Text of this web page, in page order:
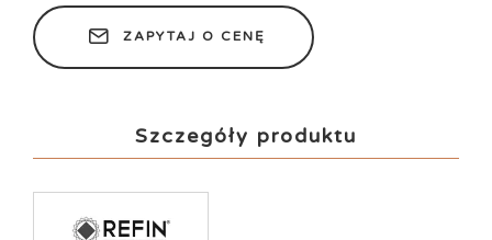
ZAPYTAJ O CENĘ
Szczegóły produktu